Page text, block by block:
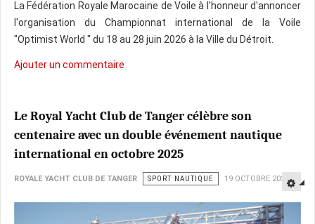
La Fédération Royale Marocaine de Voile à l'honneur d'annoncer
l'organisation du Championnat international de la Voile
"Optimist World " du 18 au 28 juin 2026 à la Ville du Détroit.
Ajouter un commentaire
Le Royal Yacht Club de Tanger célèbre son
centenaire avec un double événement nautique
international en octobre 2025
ROYALE YACHT CLUB DE TANGER SPORT NAUTIQUE 19 OCTOBRE 2025